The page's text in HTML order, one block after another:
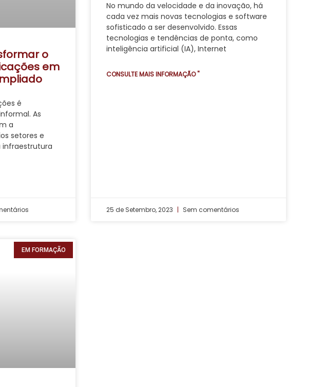
o
em
é
As
a
setores e
infraestrutura
No mundo da velocidade e da inovação, há
cada vez mais novas tecnologias e software
sofisticado a ser desenvolvido. Essas
tecnologias e tendências de ponta, como
inteligência artificial (IA), Internet
CONSULTE MAIS INFORMAÇÃO "
25 de Setembro, 2023 Sem comentários
EM FORMAÇÃO